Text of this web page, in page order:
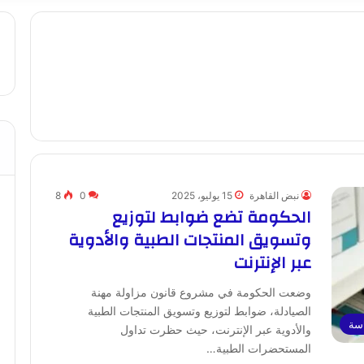
نبض القاهرة 15 يوليو، 2025 0
8
الحكومة تضع ضوابط لتوزيع
وتسويق المنتجات الطبية والأدوية
عبر الإنترنت
وضعت الحكومة في مشروع قانون مزاولة مهنة
الصيادلة، ضوابط لتوزيع وتسويق المنتجات الطبية
والأدوية عبر الإنترنت، حيث حظرت تداول
المستحضرات الطبية…